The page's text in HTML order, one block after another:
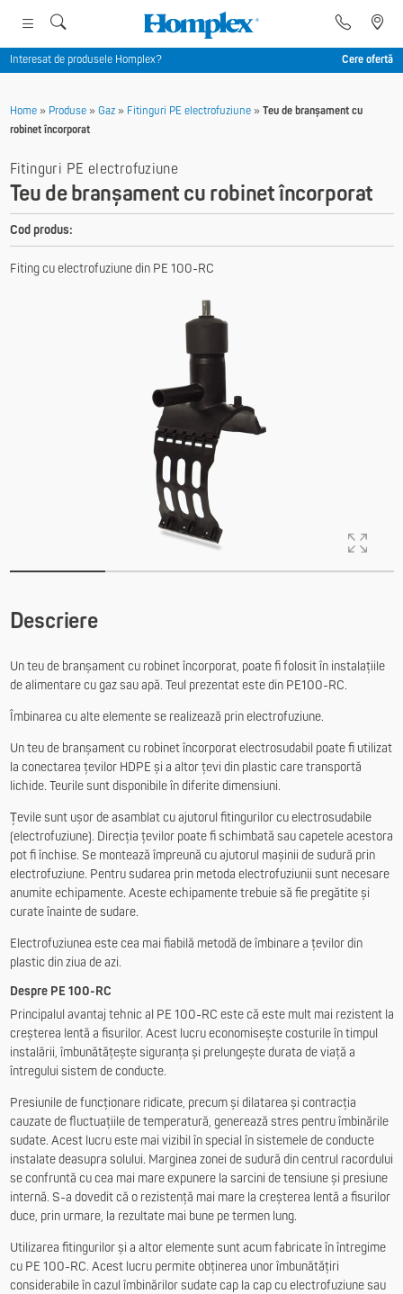
Interesat de produsele Homplex? Cere ofertă
Home» Produse» Gaz» Fitinguri PE electrofuziune» Teu de branșament cu
robinet încorporat
Descriere
Un teu de branșament cu robinet încorporat, poate fi folosit în instalațiile
de alimentare cu gaz sau apă. Teul prezentat este din PE100-RC.
Îmbinarea cu alte elemente se realizează prin electrofuziune.
Un teu de branșament cu robinet încorporat electrosudabil poate fi utilizat
la conectarea țevilor HDPE și a altor țevi din plastic care transportă
lichide. Teurile sunt disponibile în diferite dimensiuni.
Țevile sunt ușor de asamblat cu ajutorul fitingurilor cu electrosudabile
(electrofuziune). Direcția țevilor poate fi schimbată sau capetele acestora
pot fi închise. Se montează împreună cu ajutorul mașinii de sudură prin
electrofuziune. Pentru sudarea prin metoda electrofuziunii sunt necesare
anumite echipamente. Aceste echipamente trebuie să fie pregătite și
curate înainte de sudare.
Electrofuziunea este cea mai fiabilă metodă de îmbinare a țevilor din
plastic din ziua de azi.
Despre PE 100-RC
Principalul avantaj tehnic al PE 100-RC este că este mult mai rezistent la
creșterea lentă a fisurilor. Acest lucru economisește costurile în timpul
instalării, îmbunătățește siguranța și prelungește durata de viață a
întregului sistem de conducte.
Presiunile de funcționare ridicate, precum și dilatarea și contracția
cauzate de fluctuațiile de temperatură, generează stres pentru îmbinările
sudate. Acest lucru este mai vizibil în special în sistemele de conducte
instalate deasupra solului. Marginea zonei de sudură din centrul racordului
se confruntă cu cea mai mare expunere la sarcini de tensiune și presiune
internă. S-a dovedit că o rezistență mai mare la creșterea lentă a fisurilor
duce, prin urmare, la rezultate mai bune pe termen lung.
Utilizarea fitingurilor și a altor elemente sunt acum fabricate în întregime
cu PE 100-RC. Acest lucru permite obținerea unor îmbunătățiri
considerabile în cazul îmbinărilor sudate cap la cap cu electrofuziune sau
Fitinguri PE electrofuziune
Teu de branșament cu robinet încorporat
Cod produs:
Fiting cu electrofuziune din PE 100-RC